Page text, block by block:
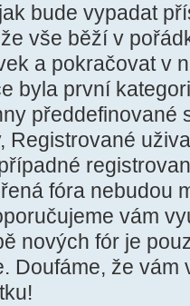
bude vypadat
vše běží v
a pokračovat v
byla první
předdefinované
Registrované
fóra nebudou
vám
nových fór je
Doufáme, že vám